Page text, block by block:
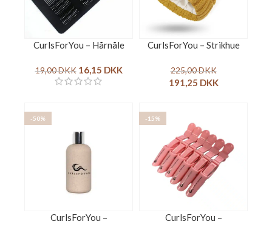
CurlsForYou – Hårnåle
19,00DKK 16,15 DKK
CurlsForYou – Strikhue
225,00DKK
191,25 DKK
-50%
CurlsForYou –
-15%
CurlsForYou –